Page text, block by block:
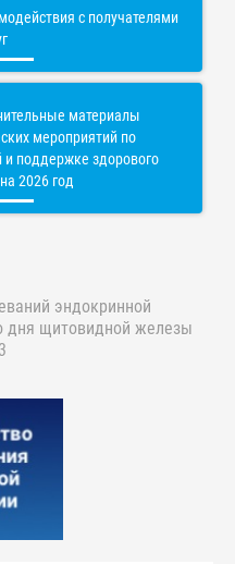
с получателями
материалы
мероприятий по
и поддержке здорового
2026 год
эндокринной
дня щитовидной железы